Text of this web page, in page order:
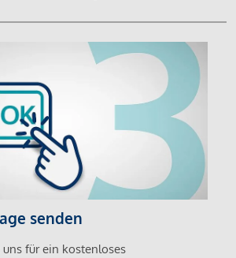
senden
für ein kostenloses